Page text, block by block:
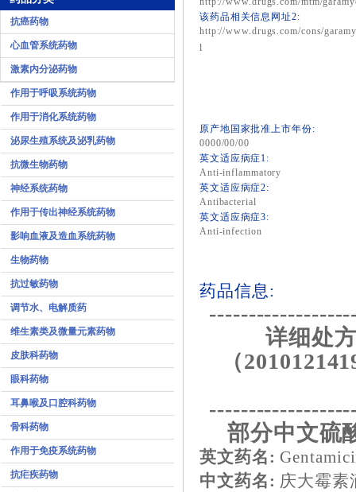
抗癌药物
心血管系统药物
激素内分泌药物
作用于呼吸系统药物
作用于消化系统药物
泌尿生殖系统及泌乳药物
抗微生物药物
神经系统药物
作用于传出神经系统药物
影响血液及造血系统药物
生物药物
抗过敏药物
调节水、电解质药
维生素类及微量元素药物
皮肤科药物
眼科药物
耳鼻喉及口腔科药物
骨科药物
作用于免疫系统药物
抗疟疾药物
该药品相关信息网址2:
http://www.drugs.com/cons/
l
原产地国家批准上市年份:
0000/00/00
英文适应病症1:
Anti-inflammatory
英文适应病症2:
Antibacterial
英文适应病症3:
Anti-infection
药品信息:
详细处
（
部分中文硫
英文药名:
中文药名: 庆大霉素